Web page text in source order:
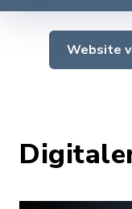
Website